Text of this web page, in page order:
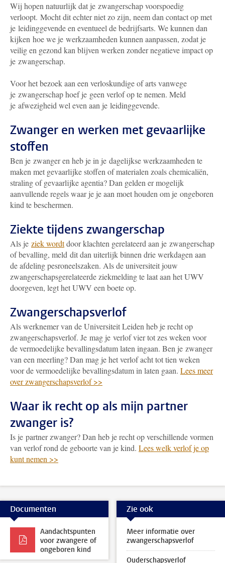
Wij hopen natuurlijk dat je zwangerschap voorspoedig
verloopt. Mocht dit echter niet zo zijn, neem dan contact op met
je leidinggevende en eventueel de bedrijfsarts. We kunnen dan
kijken hoe we je werkzaamheden kunnen aanpassen, zodat je
veilig en gezond kan blijven werken zonder negatieve impact op
je zwangerschap.
Voor het bezoek aan een verloskundige of arts vanwege
je zwangerschap hoef je geen verlof op te nemen. Meld
je afwezigheid wel even aan je leidinggevende.
Zwanger en werken met gevaarlijke
stoffen
Ben je zwanger en heb je in je dagelijkse werkzaamheden te
maken met gevaarlijke stoffen of materialen zoals chemicaliën,
straling of gevaarlijke agentia? Dan gelden er mogelijk
aanvullende regels waar je je aan moet houden om je ongeboren
kind te beschermen.
Ziekte tijdens zwangerschap
Als je ziek wordtdoor klachten gerelateerd aan je zwangerschap
of bevalling, meld dit dan uiterlijk binnen drie werkdagen aan
de afdeling pesroneelszaken. Als de universiteit jouw
zwangerschapsgerelateerde ziekmelding te laat aan het UWV
doorgeven, legt het UWV een boete op.
Zwangerschapsverlof
Als werknemer van de Universiteit Leiden heb je recht op
zwangerschapsverlof. Je mag je verlof vier tot zes weken voor
de vermoedelijke bevallingsdatum laten ingaan. Ben je zwanger
van een meerling? Dan mag je het verlof acht tot tien weken
voor de vermoedelijke bevallingsdatum in laten gaan. Lees meer
over zwangerschapsverlof >>
Waar ik recht op als mijn partner
zwanger is?
Is je partner zwanger? Dan heb je recht op verschillende vormen
van verlof rond de geboorte van je kind. Lees welk verlof je op
kunt nemen >>
Documenten
Aandachtspunten
voor zwangere of
ongeboren kind
Zie ook
Meer informatie over
zwangerschapsverlof
Ouderschapsverlof